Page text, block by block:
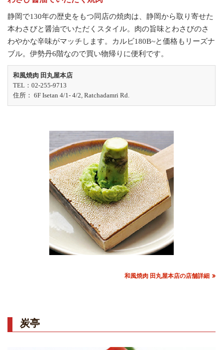
静岡で130年の歴史をもつ同店の焼肉は、静岡から取り寄せた
本わさびと醤油でいただくスタイル。肉の旨味とわさびのさ
わやかな辛味がマッチします。カルビ180B~と価格もリーズナ
ブル。伊勢丹6階なので買い物帰りに便利です。
和風焼肉 田丸屋本店
TEL：02-255-9713
住所： 6F Isetan 4/1- 4/2, Ratchadamri Rd.
和風焼肉 田丸屋本店の店舗詳細
炭亭